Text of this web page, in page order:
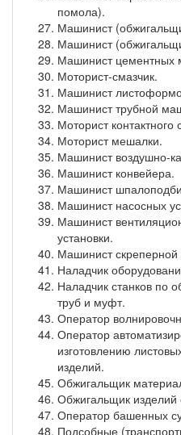
помола).
Машинист
Машинист
Машинист цементных
Моторист-смазчик.
Машинист
Машинист трубной
Моторист контактного
Моторист мешалки.
Машинист воздушно-
Машинист конвейера.
Машинист
Машинист насосных
Машинист
установки.
Машинист скреперной
Наладчик
Наладчик станков по
труб и муфт.
Оператор
Оператор
изготовлению
изделий.
Обжигальщик
Обжигальщик изделий
Оператор башенных
Подсобные